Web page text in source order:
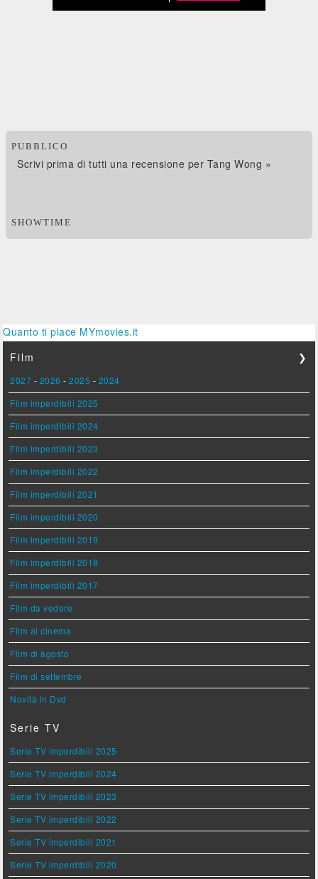
PUBBLICO
Scrivi prima di tutti una recensione per Tang Wong »
SHOWTIME
Quanto ti piace MYmovies.it
Film
❯
2027 - 2026 -2025 - 2024
Film imperdibili 2025
Film imperdibili 2024
Film imperdibili 2023
Film imperdibili 2022
Film imperdibili 2021
Film imperdibili 2020
Film imperdibili 2019
Film imperdibili 2018
Film imperdibili 2017
Film da vedere
Film al cinema
Film di agosto
Film di settembre
Novità in Dvd
Serie TV
Serie TV imperdibili 2025
Serie TV imperdibili 2024
Serie TV imperdibili 2023
Serie TV imperdibili 2022
Serie TV imperdibili 2021
Serie TV imperdibili 2020